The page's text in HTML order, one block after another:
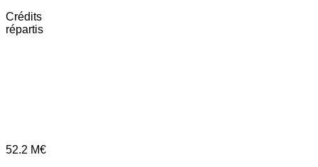
Crédits
répartis
52.2 M€